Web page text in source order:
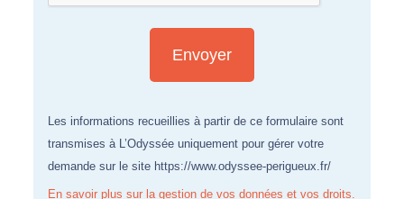
Les informations recueillies à partir de ce formulaire sont
transmises à L’Odyssée uniquement pour gérer votre
demande sur le site https://www.odyssee-perigueux.fr/
En savoir plus sur la gestion de vos données et vos droits.